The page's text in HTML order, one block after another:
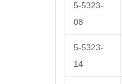
5-5323-
08
5-5323-
14